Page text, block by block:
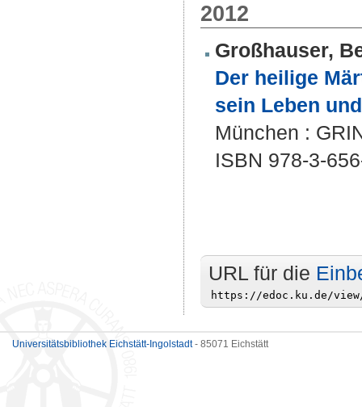
2012
Großhauser,
Der heilige
sein Leben
München :
ISBN 978-3-
URL für die
Universitätsbibliothek Eichstätt-Ingolstadt- 85071 Eichstätt